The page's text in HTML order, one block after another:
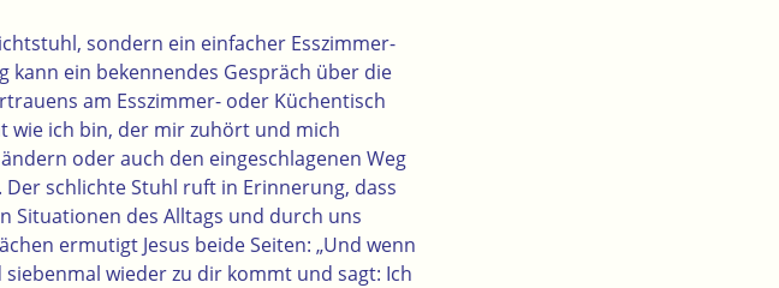
sondern ein einfacher Esszimmer-
ein bekennendes Gespräch über die
am Esszimmer- oder Küchentisch
wie ich bin, der mir zuhört und mich
oder auch den eingeschlagenen Weg
schlichte Stuhl ruft in Erinnerung, dass
Situationen des Alltags und durch uns
ermutigt Jesus beide Seiten: „Und wenn
wieder zu dir kommt und sagt: Ich